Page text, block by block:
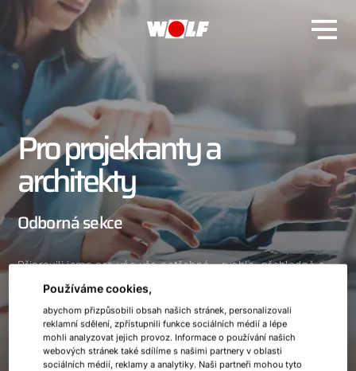
Pro projektanty a
architekty
Odborná sekce
Připravili jsme pro vás vše potřebné - rychle, přehledně a
na jednom místě!
Používáme cookies,
abychom přizpůsobili obsah našich stránek, personalizovali
reklamní sdělení, zpřístupnili funkce sociálních médií a lépe
mohli analyzovat jejich provoz. Informace o používání našich
webových stránek také sdílíme s našimi partnery v oblasti
sociálních médií, reklamy a analytiky. Naši partneři mohou tyto